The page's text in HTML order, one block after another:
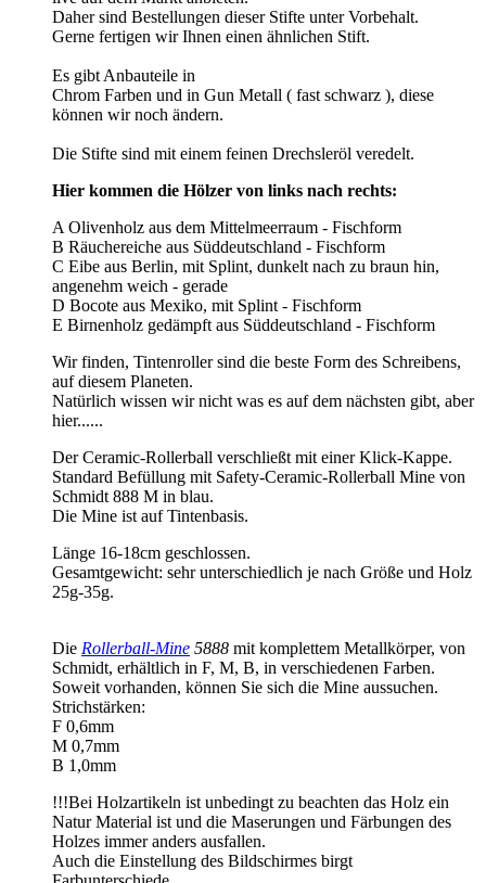
Daher sind Bestellungen dieser Stifte unter Vorbehalt.
Gerne fertigen wir Ihnen einen ähnlichen Stift.
Es gibt Anbauteile in
Chrom Farben und in Gun Metall ( fast schwarz ), diese
können wir noch ändern.
Die Stifte sind mit einem feinen Drechsleröl veredelt.
Hier kommen die Hölzer von links nach rechts:
A Olivenholz aus dem Mittelmeerraum - Fischform
B Räuchereiche aus Süddeutschland - Fischform
C Eibe aus Berlin, mit Splint, dunkelt nach zu braun hin,
angenehm weich - gerade
D Bocote aus Mexiko, mit Splint - Fischform
E Birnenholz gedämpft aus Süddeutschland - Fischform
Wir finden, Tintenroller sind die beste Form des Schreibens,
auf diesem Planeten.
Natürlich wissen wir nicht was es auf dem nächsten gibt, aber
hier......
Der Ceramic-Rollerball verschließt mit einer Klick-Kappe.
Standard Befüllung mit Safety-Ceramic-Rollerball Mine von
Schmidt 888 M in blau.
Die Mine ist auf Tintenbasis.
Länge 16-18cm geschlossen.
Gesamtgewicht: sehr unterschiedlich je nach Größe und Holz
25g-35g.
Die Rollerball-Mine 5888 mit komplettem Metallkörper, von
Schmidt, erhältlich in F, M, B, in verschiedenen Farben.
Soweit vorhanden, können Sie sich die Mine aussuchen.
Strichstärken:
F 0,6mm
M 0,7mm
B 1,0mm
!!!Bei Holzartikeln ist unbedingt zu beachten das Holz ein
Natur Material ist und die Maserungen und Färbungen des
Holzes immer anders ausfallen.
Auch die Einstellung des Bildschirmes birgt